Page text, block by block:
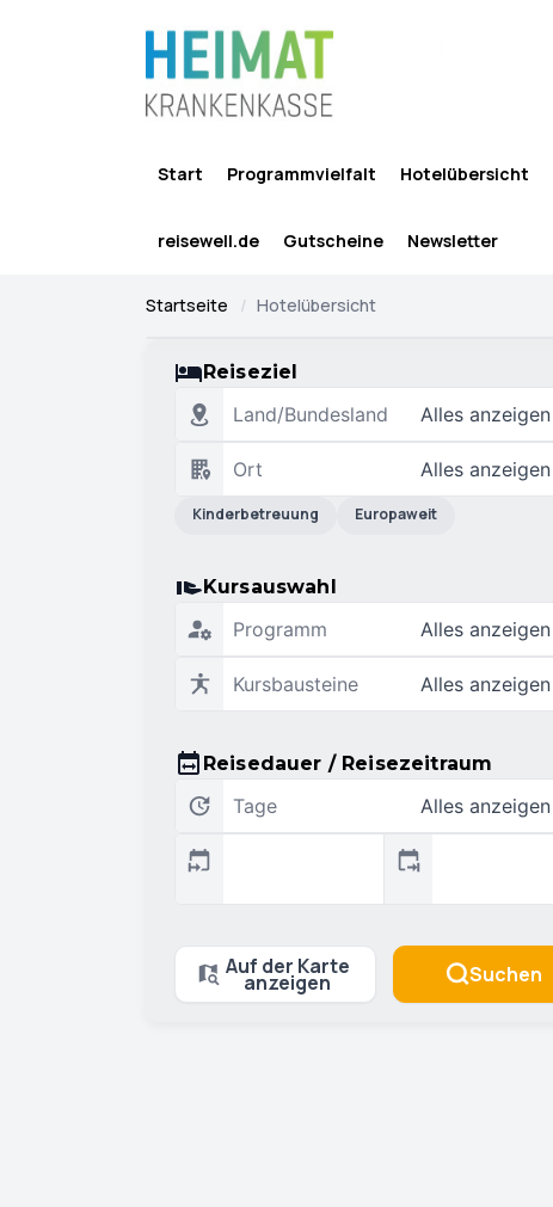
Start Programmvielfalt Hotelübersicht
reisewell.de Gutscheine Newsletter
Startseite Hotelübersicht
Reiseziel
Land/Bundesland Alles anzeigen
Ort Alles anzeigen
Kinderbetreuung Europaweit
Kursauswahl
Programm Alles anzeigen
Kursbausteine Alles anzeigen
Reisedauer / Reisezeitraum
Tage Alles anzeigen
Auf der Karte
anzeigen Suchen